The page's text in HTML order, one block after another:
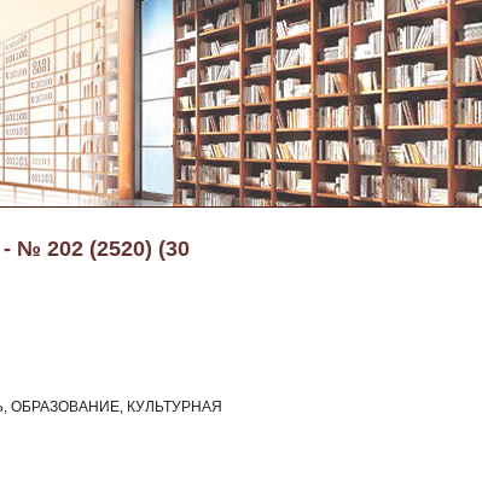
- № 202 (2520) (30
КУЛЬТУРНАЯ